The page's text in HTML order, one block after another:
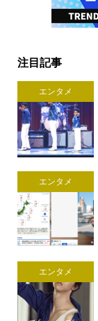
注目記事
エンタメ
エンタメ
エンタメ